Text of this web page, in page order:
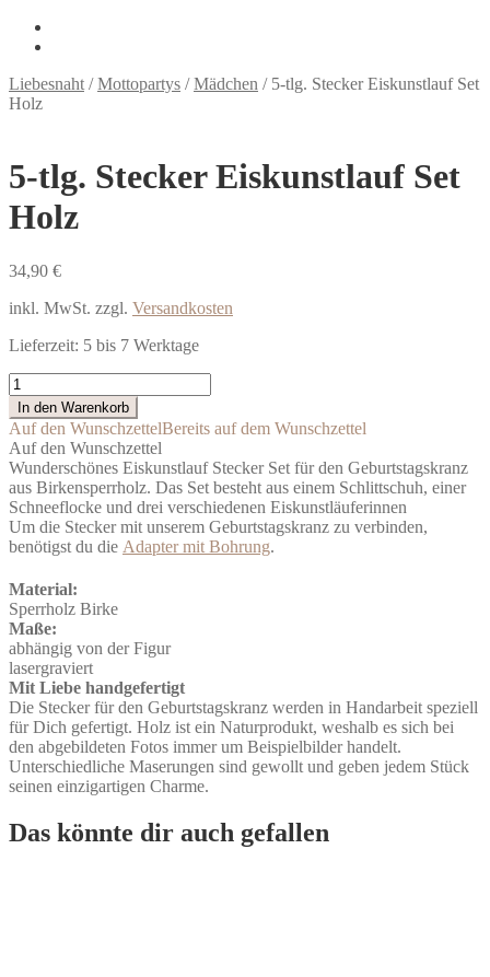
Liebesnaht /Mottopartys /Mädchen / 5-tlg. Stecker Eiskunstlauf Set
Holz
5-tlg. Stecker Eiskunstlauf Set
Holz
34,90 €
inkl. MwSt. zzgl. Versandkosten
Lieferzeit: 5 bis 7 Werktage
5-
tlg.
Stecker
Eiskunstlauf
Set
Holz
Menge
In den Warenkorb
Auf den WunschzettelBereits auf dem Wunschzettel
Auf den Wunschzettel
Wunderschönes Eiskunstlauf Stecker Set für den Geburtstagskranz
aus Birkensperrholz. Das Set besteht aus einem Schlittschuh, einer
Schneeflocke und drei verschiedenen Eiskunstläuferinnen
Um die Stecker mit unserem Geburtstagskranz zu verbinden,
benötigst du die Adapter mit Bohrung.
Material:
Sperrholz Birke
Maße:
abhängig von der Figur
lasergraviert
Mit Liebe handgefertigt
Die Stecker für den Geburtstagskranz werden in Handarbeit speziell
für Dich gefertigt. Holz ist ein Naturprodukt, weshalb es sich bei
den abgebildeten Fotos immer um Beispielbilder handelt.
Unterschiedliche Maserungen sind gewollt und geben jedem Stück
seinen einzigartigen Charme.
Das könnte dir auch gefallen